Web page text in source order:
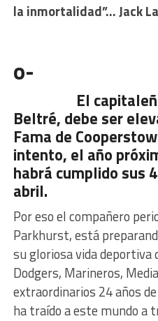
la inmortalidad”… Jack
-o-
o-
El capitaleño
Beltré, debe ser
Fama de
intento, el año
habrá cumplido sus
abril.
Por eso el compañero
Parkhurst, está
su gloriosa vida deportiva
Dodgers, Marineros,
extraordinarios 24 años
ha traído a este mundo a